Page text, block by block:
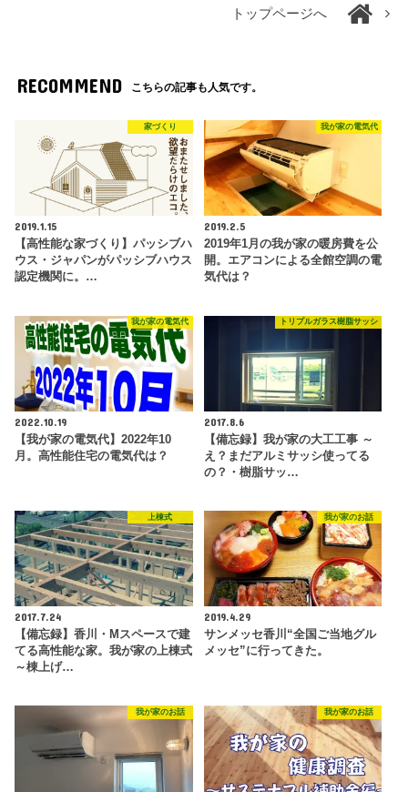
トップページへ
RECOMMEND こちらの記事も人気です。
家づくり
2019.1.15
【高性能な家づくり】パッシブハ
ウス・ジャパンがパッシブハウス
認定機関に。…
我が家の電気代
2019.2.5
2019年1月の我が家の暖房費を公
開。エアコンによる全館空調の電
気代は？
我が家の電気代
2022.10.19
【我が家の電気代】2022年10
月。高性能住宅の電気代は？
トリプルガラス樹脂サッシ
2017.8.6
【備忘録】我が家の大工工事 ～
え？まだアルミサッシ使ってる
の？・樹脂サッ…
上棟式
2017.7.24
【備忘録】香川・Mスペースで建
てる高性能な家。我が家の上棟式
～棟上げ…
我が家のお話
2019.4.29
サンメッセ香川“全国ご当地グル
メッセ”に行ってきた。
我が家のお話 我が家のお話